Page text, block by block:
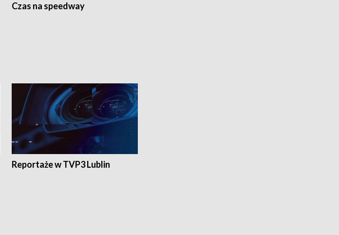
Czas na speedway
Reportaże w TVP3 Lublin